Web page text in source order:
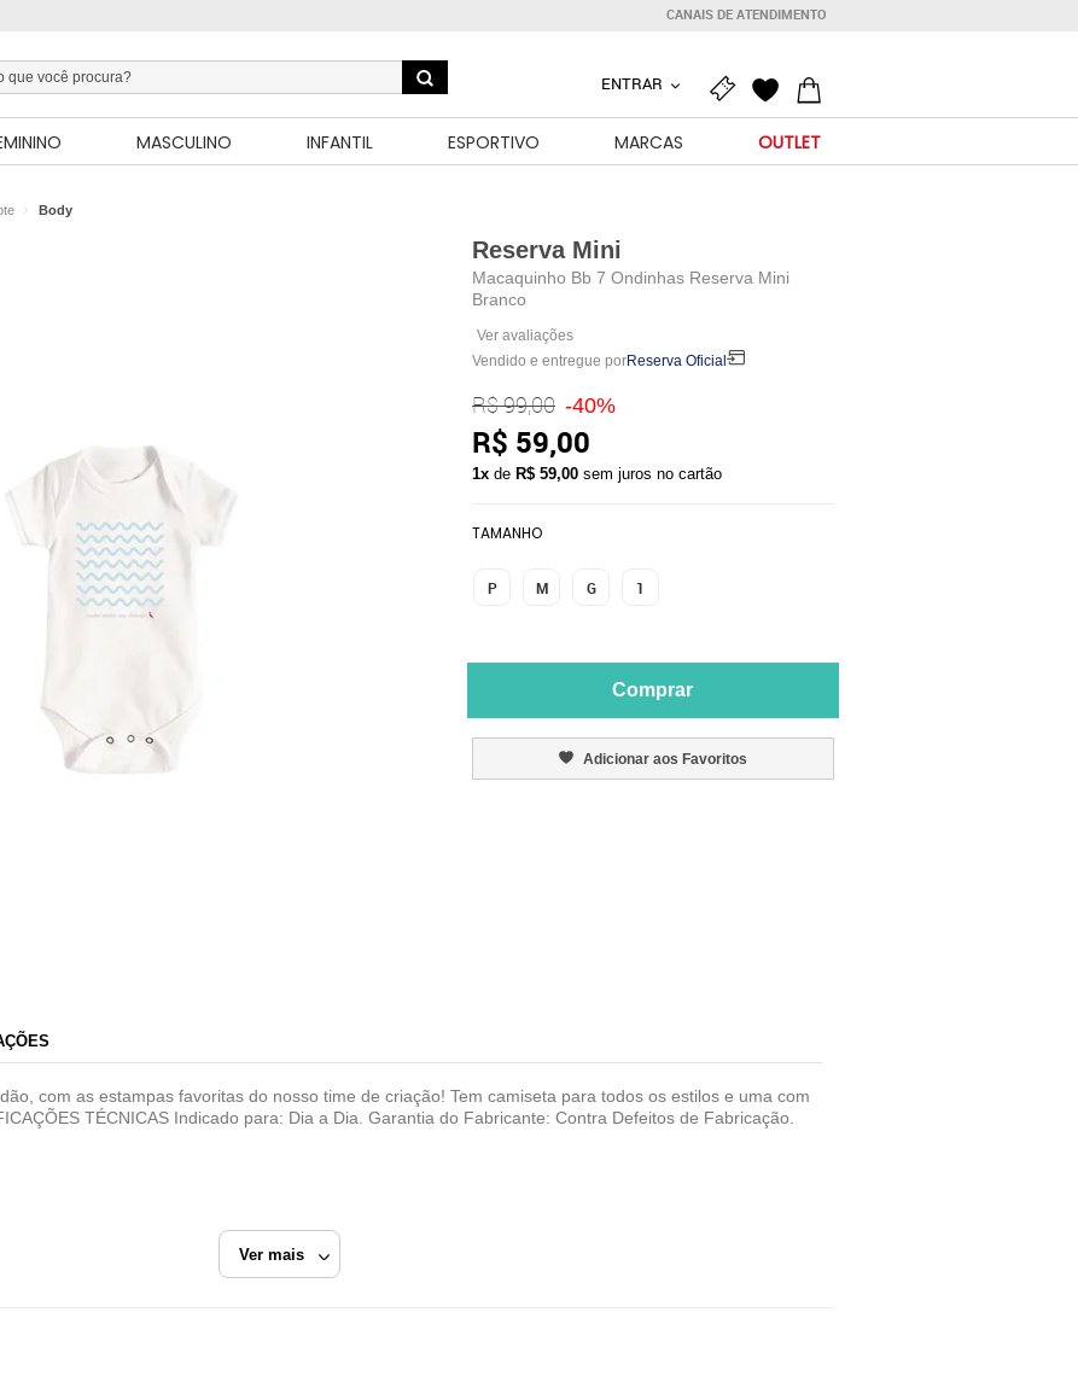
CANAIS DE ATENDIMENTO
ENTRAR
MASCULINO INFANTIL ESPORTIVO MARCAS OUTLET
Body
Reserva Mini
Macaquinho Bb 7 Ondinhas Reserva Mini
Branco
Ver avaliações
Vendido e entregue porReserva Oficial
R$ 99,00 -40%
R$ 59,00
1xde R$ 59,00 sem juros no cartão
TAMANHO
P M G 1
Comprar
Adicionar aos Favoritos
Ver mais
com as estampas favoritas do nosso time de criação! Tem camiseta para todos os estilos e uma com
TÉCNICAS Indicado para: Dia a Dia. Garantia do Fabricante: Contra Defeitos de Fabricação.